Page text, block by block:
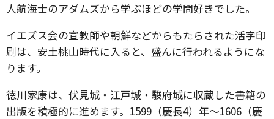
人航海士のアダムズから学ぶほどの学問好きでした。
イエズス会の宣教師や朝鮮などからもたらされた活字印
刷は、安土桃山時代に入ると、盛んに行われるようにな
ります。
徳川家康は、伏見城・江戸城・駿府城に収蔵した書籍の
出版を積極的に進めます。1599（慶長4）年～1606（慶